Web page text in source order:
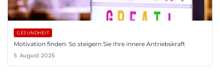
GESUNDHEIT
Motivation finden: So steigern Sie Ihre innere Antriebskraft
5. August 2025